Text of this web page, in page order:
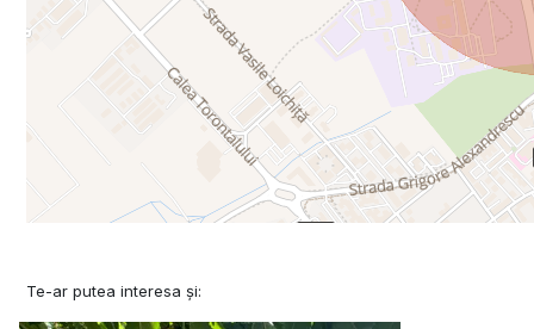
Te-ar putea interesa și: